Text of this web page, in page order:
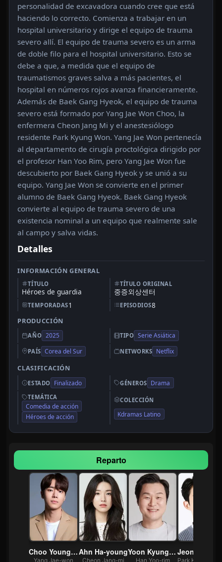
personalidad de excavadora cuando cree que está
haciendo lo correcto. Comienza a trabajar en un
hospital universitario y dirige el equipo de trauma
severo allí. El equipo de trauma severo es un arma
de doble filo para el hospital universitario. Esto se
debe a que, a medida que el equipo de
traumatismos graves salva a más pacientes, el
hospital en números rojos avanza financieramente.
Además de Baek Gang Hyeok, el equipo de trauma
severo está formado por Yang Jae Won Choo, la
enfermera Cheon Jang Mi y el anestesiólogo
residente Park Kyung Won. Yang Jae Won pertenecía
al departamento de cirugía proctológica dirigido por
el profesor Han Yoo Rim, pero Yang Jae Won fue
descubierto por Baek Gang Hyeok y se unió a su
equipo. Yang Jae Won se convierte en el primer
alumno de Baek Gang Hyeok. Baek Gang Hyeok
convierte al equipo de trauma severo de una
existencia nominal a un equipo que realmente sale
al campo y salva vidas.
Detalles
INFORMACIÓN GENERAL
TÍTULO
Héroes de guardia
TÍTULO ORIGINAL
중증외상센터
TEMPORADAS1 EPISODIOS8
PRODUCCIÓN
AÑO 2025 TIPO Serie Asiática
PAÍS Corea del Sur NETWORKS Netflix
CLASIFICACIÓN
ESTADO Finalizado GÉNEROS Drama
TEMÁTICA
Comedia de acción
Héroes de acción
COLECCIÓN
Kdramas Latino
Reparto
Choo Young-woo
Yang Jae-won
Ahn Ha-young
Cheon Jang-mi
Yoon Kyung-ho
Han Yoo-rim Park Kyeong-